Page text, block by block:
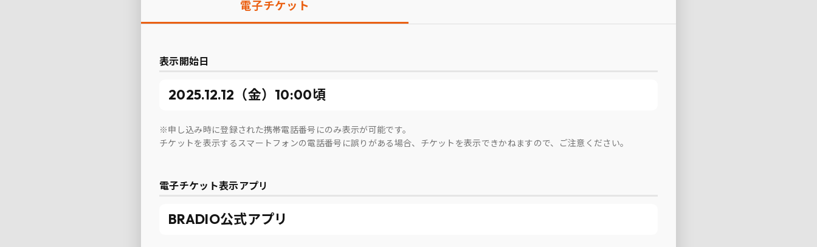
電子チケット
表示開始日
2025.12.12（金）10:00頃
※申し込み時に登録された携帯電話番号にのみ表示が可能です。
チケットを表示するスマートフォンの電話番号に誤りがある場合、チケットを表示できかねますので、ご注意ください。
電子チケット表示アプリ
BRADIO公式アプリ